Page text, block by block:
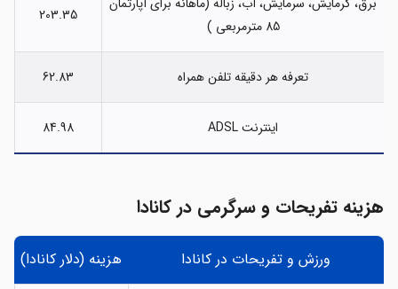
85 مترمربعی )
203.35
تعرفه هر دقیقه تلفن همراه 62.83
اینترنت ADSL 84.98
هزینه تفریحات و سرگرمی در کانادا
ورزش و تفریحات در کانادا هزینه (دلار کانادا)